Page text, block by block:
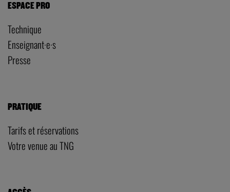
ESPACE PRO
Technique
Enseignant·e·s
Presse
PRATIQUE
Tarifs et réservations
Votre venue au TNG